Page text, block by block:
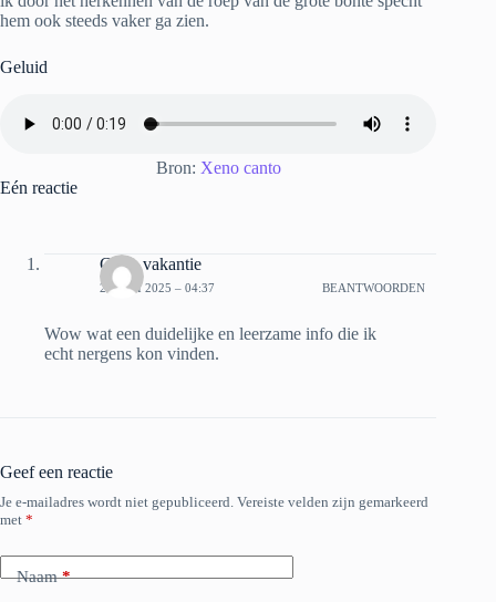
hem ook steeds vaker ga zien.
Geluid
Bron: Xeno canto
Eén reactie
Celsa vakantie
28 JULI 2025 – 04:37 BEANTWOORDEN
Wow wat een duidelijke en leerzame info die ik
echt nergens kon vinden.
Geef een reactie
Je e-mailadres wordt niet gepubliceerd. Vereiste velden zijn gemarkeerd
met *
Naam*